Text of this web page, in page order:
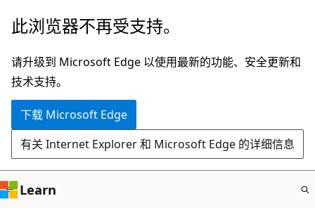
跳
主
要
内
此浏览器不再受支持。
请升级到 Microsoft Edge 以使用最新的功能、安全更新和
技术支持。
下载 Microsoft Edge
有关 Internet Explorer 和 Microsoft Edge 的详细信息
Learn